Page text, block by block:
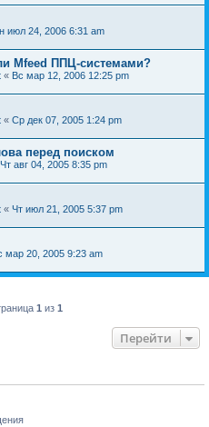
июл 24, 2006 6:31 am
Mfeed ППЦ-системами?
« Вс мар 12, 2006 12:25 pm
« Ср дек 07, 2005 1:24 pm
перед поиском
Чт авг 04, 2005 8:35 pm
« Чт июл 21, 2005 5:37 pm
мар 20, 2005 9:23 am
1 из 1
Перейти